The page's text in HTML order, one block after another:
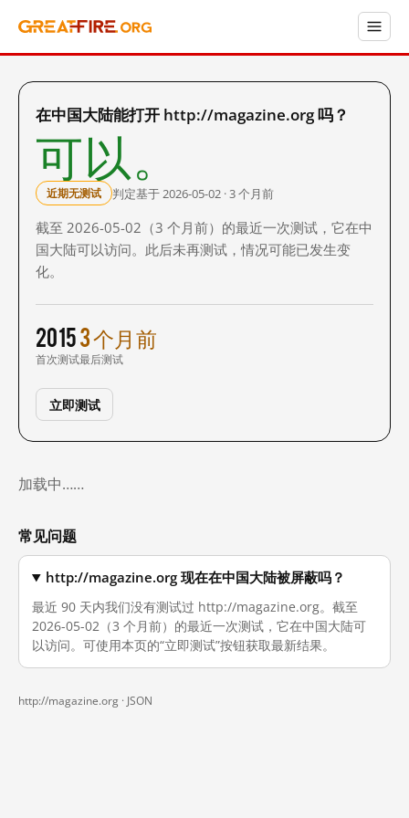
在中国大陆能打开 http://magazine.org 吗？
可以。
近期无测试 判定基于 2026-05-02 · 3 个月前
截至 2026-05-02（3 个月前）的最近一次测试，它在中
国大陆可以访问。此后未再测试，情况可能已发生变
化。
2015
首次测试
3 个月前
最后测试
立即测试
加载中……
常见问题
http://magazine.org 现在在中国大陆被屏蔽吗？
最近 90 天内我们没有测试过 http://magazine.org。截至
2026-05-02（3 个月前）的最近一次测试，它在中国大陆可
以访问。可使用本页的“立即测试”按钮获取最新结果。
http://magazine.org · JSON